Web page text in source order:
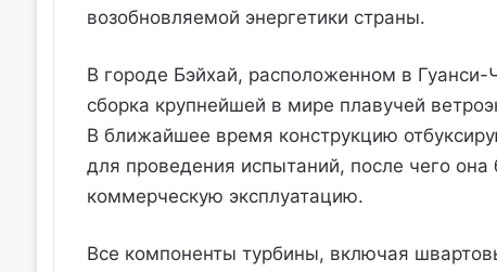
возобновляемой энергетики страны.
В городе Бэйхай, расположенном в
сборка крупнейшей в мире плавучей
В ближайшее время конструкцию
для проведения испытаний, после чего
коммерческую эксплуатацию.
Все компоненты турбины, включая